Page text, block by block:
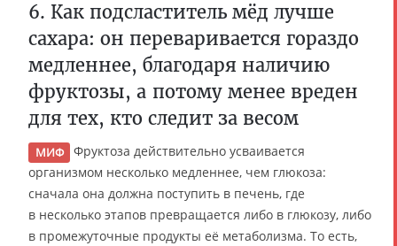
6. Как подсластитель мёд лучше
сахара: он переваривается гораздо
медленнее, благодаря наличию
фруктозы, а потому менее вреден
для тех, кто следит за весом
МИФ
Фруктоза действительно усваивается
организмом несколько медленнее, чем глюкоза:
сначала она должна поступить в печень, где
в несколько этапов превращается либо в глюкозу, либо
в промежуточные продукты её метаболизма. То есть,